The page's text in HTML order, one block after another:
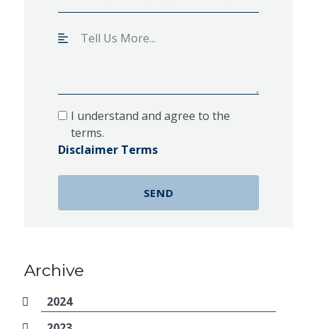
I understand and agree to the
terms.
Disclaimer Terms
Archive
2024